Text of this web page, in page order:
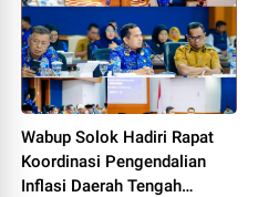
Wabup Solok Hadiri Rapat
Koordinasi Pengendalian
Inflasi Daerah Tengah